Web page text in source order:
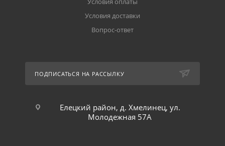
Условия доставки
Вопрос-ответ
ПОДПИСАТЬСЯ НА РАССЫЛКУ
Елецкий район, д. Хмелинец, ул.
Молодежная 57А